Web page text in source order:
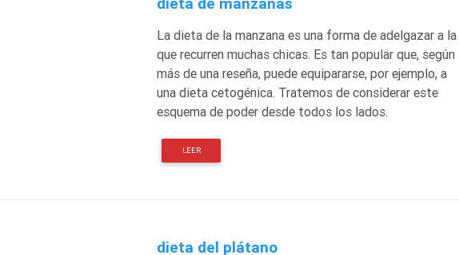
La dieta de la manzana es una forma de adelgazar a la
que recurren muchas chicas. Es tan popular que, según
más de una reseña, puede equipararse, por ejemplo, a
una dieta cetogénica. Tratemos de considerar este
esquema de poder desde todos los lados.
LEER
dieta del plátano